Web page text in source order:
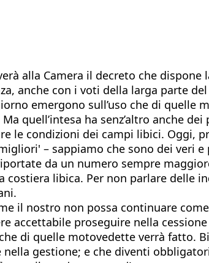
alla Camera il decreto che
anche con i voti della larga parte
emergono sull’uso che di quelle
quell’intesa ha senz’altro anche
le condizioni dei campi libici. Oggi,
– sappiamo che sono dei veri
da un numero sempre
costiera libica. Per non parlare delle
il nostro non possa continuare
accettabile proseguire nella
di quelle motovedette verrà fatto.
nella gestione; e che diventi